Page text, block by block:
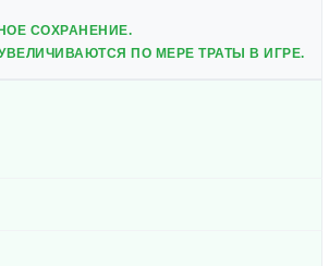
СОХРАНЕНИЕ.
ПО МЕРЕ ТРАТЫ В ИГРЕ.